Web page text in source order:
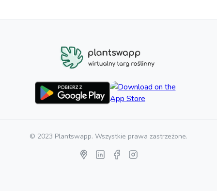
© 2023 Plantswapp. Wszystkie prawa zastrzeżone.